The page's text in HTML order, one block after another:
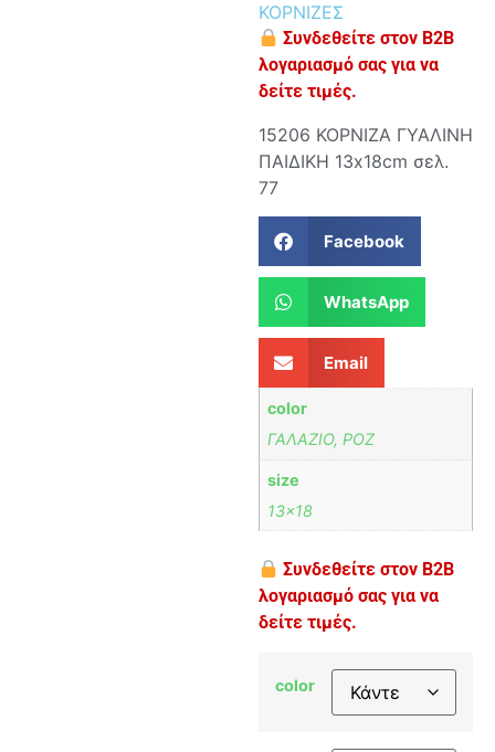
ΚΟΡΝΙΖΕΣ
Συνδεθείτε στον B2B
λογαριασμό σας για να
δείτε τιμές.
15206 ΚΟΡΝΙΖΑ ΓΥΑΛΙΝΗ
ΠΑΙΔΙΚΗ 13x18cm σελ.
77
Facebook
WhatsApp
Email
color
ΓΑΛΑΖΙΟ, ΡΟΖ
size
13×18
Συνδεθείτε στον B2B
λογαριασμό σας για να
δείτε τιμές.
color